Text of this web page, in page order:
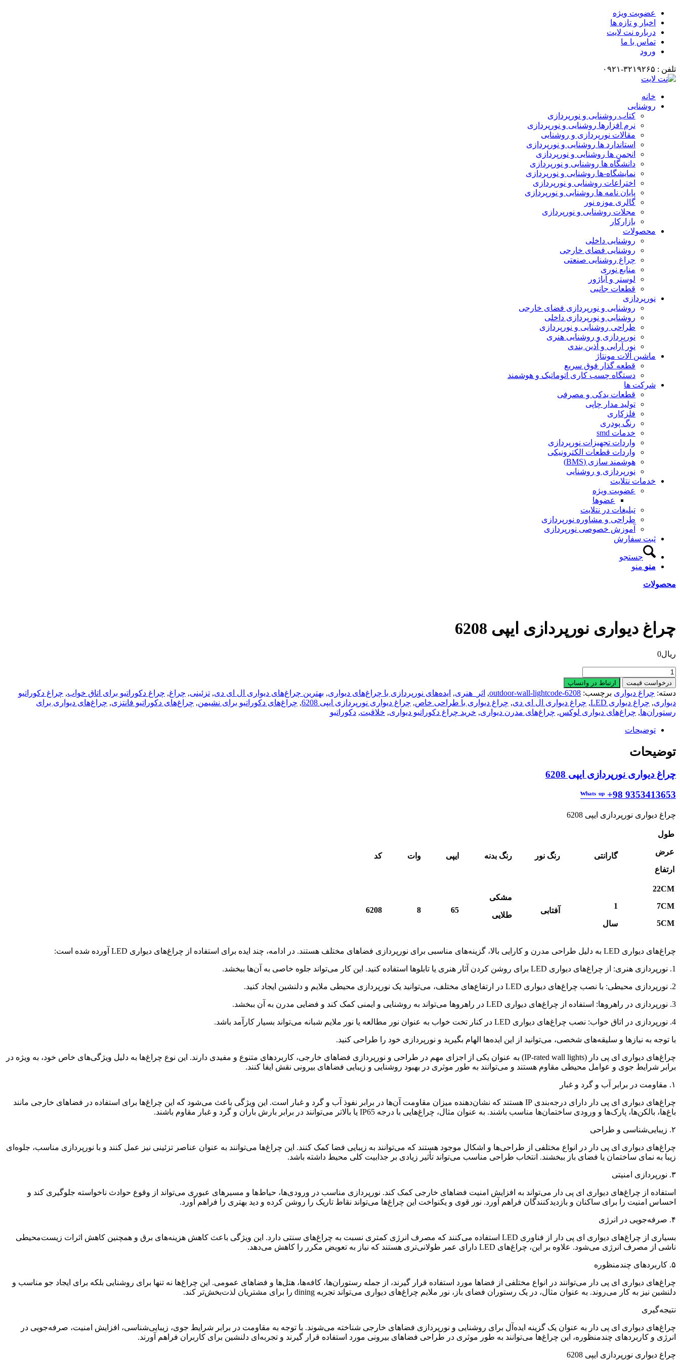
عضویت ویژه
اخبار و تازه ها
درباره نت لایت
تماس با ما
ورود
تلفن : ۳۲۱۹۲۶۵-۰۹۲۱
خانه
روشنایی
کتاب روشنایی و نورپردازی
نرم افزارها روشنایی و نورپردازی
مقالات نورپردازی و روشنایی
استاندارد ها روشنایی و نورپردازی
انجمن ها روشنایی و نورپردازی
دانشگاه ها روشنایی و نورپردازی
نمایشگاه-ها روشنایی و نورپردازی
اختراعات روشنایی و نورپردازی
پایان نامه ها روشنایی و نورپردازی
گالری موزه نور
مجلات روشنایی و نورپردازی
بازارکار
محصولات
روشنایی داخلی
روشنایی فضای خارجی
چراغ روشنایی صنعتی
منابع نوری
لوستر و آباژور
قطعات جانبی
نورپردازی
روشنایی و نورپردازی فضای خارجی
روشنایی و نورپردازی داخلی
طراحی روشنایی و نورپردازی
نورپردازی و روشنایی هنری
نور آرایی و آذین بندی
ماشین آلات مونتاژ
قطعه گذار فوق سریع
دستگاه چسب کاری اتوماتیک و هوشمند
شرکت ها
قطعات یدکی و مصرفی
تولید مدار چاپی
فلزکاری
رنگ پودری
خدمات smd
واردات تجهیزات نورپردازی
واردات قطعات الکترونیکی
هوشمند سازی (BMS)
نورپردازی و روشنایی
خدمات نتلایت
عضویت ویژه
عضوها
تبلیغات در نتلایت
طراحی و مشاوره نورپردازی
آموزش خصوصی نورپردازی
ثبت سفارش
جستجو
منو منو
محصولات
چراغ دیواری نورپردازی ایپی 6208
ریال0
چراغ
دیواری
نورپردازی
ایپی
6208
عدد
درخواست قیمت ارتباط در واتساپ
دسته: چراغ دیواری برچسب: outdoor-wall-lightcode-6208
, اثر_هنری, ایده‌های نورپردازی با چراغ‌های دیواری, بهترین چراغ‌های دیواری ال ای دی, تزئینی, چراغ, چراغ دکوراتیو برای اتاق خواب, چراغ دکوراتیو
دیواری, چراغ دیواری LED , چراغ دیواری ال ای دی, چراغ دیواری با طراحی خاص, چراغ دیواری نورپردازی ایپی 6208 , چراغ‌های دکوراتیو برای نشیمن, چراغ‌های دکوراتیو فانتزی, چراغ‌های دیواری برای
رستوران‌ها, چراغ‌های دیواری لوکس, چراغ‌های مدرن دیواری, خرید چراغ دکوراتیو دیواری, خلاقیت, دکوراتیو
توضیحات
توضیحات
چراغ دیواری نورپردازی ایپی 6208
ᵂʰᵃᵗˢ ᵘᵖ +98 9353413653
چراغ دیواری نورپردازی ایپی 6208
طول
عرض
ارتفاع
گارانتی رنگ نور رنگ بدنه ایپی وات کد
22CM
7CM
5CM
1
سال
آفتابی
مشکی
طلایی
65
8
6208
چراغ‌های دیواری LED به دلیل طراحی مدرن و کارایی بالا، گزینه‌های مناسبی برای نورپردازی فضاهای مختلف هستند. در ادامه، چند ایده برای استفاده از چراغ‌های دیواری LED آورده شده است:
1. نورپردازی هنری: از چراغ‌های دیواری LED برای روشن کردن آثار هنری یا تابلوها استفاده کنید. این کار می‌تواند جلوه خاصی به آن‌ها ببخشد.
2. نورپردازی محیطی: با نصب چراغ‌های دیواری LED در ارتفاع‌های مختلف، می‌توانید یک نورپردازی محیطی ملایم و دلنشین ایجاد کنید.
3. نورپردازی در راهروها: استفاده از چراغ‌های دیواری LED در راهروها می‌تواند به روشنایی و ایمنی کمک کند و فضایی مدرن به آن ببخشد.
4. نورپردازی در اتاق خواب: نصب چراغ‌های دیواری LED در کنار تخت خواب به عنوان نور مطالعه یا نور ملایم شبانه می‌تواند بسیار کارآمد باشد.
با توجه به نیازها و سلیقه‌های شخصی، می‌توانید از این ایده‌ها الهام بگیرید و نورپردازی خود را طراحی کنید.
چراغ‌های دیواری ای پی دار (IP-rated wall lights) به عنوان یکی از اجزای مهم در طراحی و نورپردازی فضاهای خارجی، کاربردهای متنوع و مفیدی دارند. این نوع چراغ‌ها به دلیل ویژگی‌های خاص خود، به ویژه در
برابر شرایط جوی و عوامل محیطی مقاوم هستند و می‌توانند به طور موثری در بهبود روشنایی و زیبایی فضاهای بیرونی نقش ایفا کنند.
۱. مقاومت در برابر آب و گرد و غبار
چراغ‌های دیواری ای پی دار دارای درجه‌بندی IP هستند که نشان‌دهنده میزان مقاومت آن‌ها در برابر نفوذ آب و گرد و غبار است. این ویژگی باعث می‌شود که این چراغ‌ها برای استفاده در فضاهای خارجی مانند
باغ‌ها، بالکن‌ها، پارک‌ها و ورودی ساختمان‌ها مناسب باشند. به عنوان مثال، چراغ‌هایی با درجه IP65 یا بالاتر می‌توانند در برابر بارش باران و گرد و غبار مقاوم باشند.
۲. زیبایی‌شناسی و طراحی
چراغ‌های دیواری ای پی دار در انواع مختلفی از طراحی‌ها و اشکال موجود هستند که می‌توانند به زیبایی فضا کمک کنند. این چراغ‌ها می‌توانند به عنوان عناصر تزئینی نیز عمل کنند و با نورپردازی مناسب، جلوه‌ای
زیبا به نمای ساختمان یا فضای باز ببخشند. انتخاب طراحی مناسب می‌تواند تأثیر زیادی بر جذابیت کلی محیط داشته باشد.
۳. نورپردازی امنیتی
استفاده از چراغ‌های دیواری ای پی دار می‌تواند به افزایش امنیت فضاهای خارجی کمک کند. نورپردازی مناسب در ورودی‌ها، حیاط‌ها و مسیرهای عبوری می‌تواند از وقوع حوادث ناخواسته جلوگیری کند و
احساس امنیت را برای ساکنان و بازدیدکنندگان فراهم آورد. نور قوی و یکنواخت این چراغ‌ها می‌تواند نقاط تاریک را روشن کرده و دید بهتری را فراهم آورد.
۴. صرفه‌جویی در انرژی
بسیاری از چراغ‌های دیواری ای پی دار از فناوری LED استفاده می‌کنند که مصرف انرژی کمتری نسبت به چراغ‌های سنتی دارد. این ویژگی باعث کاهش هزینه‌های برق و همچنین کاهش اثرات زیست‌محیطی
ناشی از مصرف انرژی می‌شود. علاوه بر این، چراغ‌های LED دارای عمر طولانی‌تری هستند که نیاز به تعویض مکرر را کاهش می‌دهد.
۵. کاربردهای چندمنظوره
چراغ‌های دیواری ای پی دار می‌توانند در انواع مختلفی از فضاها مورد استفاده قرار گیرند، از جمله رستوران‌ها، کافه‌ها، هتل‌ها و فضاهای عمومی. این چراغ‌ها نه تنها برای روشنایی بلکه برای ایجاد جو مناسب و
دلنشین نیز به کار می‌روند. به عنوان مثال، در یک رستوران فضای باز، نور ملایم چراغ‌های دیواری می‌تواند تجربه dining را برای مشتریان لذت‌بخش‌تر کند.
نتیجه‌گیری
چراغ‌های دیواری ای پی دار به عنوان یک گزینه ایده‌آل برای روشنایی و نورپردازی فضاهای خارجی شناخته می‌شوند. با توجه به مقاومت در برابر شرایط جوی، زیبایی‌شناسی، افزایش امنیت، صرفه‌جویی در
انرژی و کاربردهای چندمنظوره، این چراغ‌ها می‌توانند به طور موثری در طراحی فضاهای بیرونی مورد استفاده قرار گیرند و تجربه‌ای دلنشین برای کاربران فراهم آورند.
چراغ دیواری نورپردازی ایپی 6208